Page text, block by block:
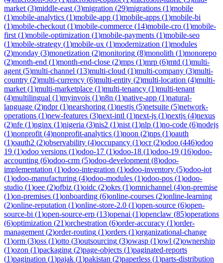
market (3)middle-east (3)migration (29)migrations (1)mobile
(1)mobile-analytics (1)mobile-app (1)mobile-apps (1)mobile-bi
(1)mobile-checkout (1)mobile-commerce (14)mobile-cro (1)mobile-
first (1)mobile-optimization (1)mobile-payments (1)mobile-seo
(1)mobile-strategy (1)mobile-ux (1)modernization (1)modules
(2)monday (3)monetization (2)monitoring (8)monolith (1)monorepo
(2)month-end (1)month-end-close (2)mps (1)mrp (6)mtd (1)multi-
agent (5)multi-channel (13)multi-cloud (1)multi-company (3)multi-
country (2)multi-currency (6)multi-entity (2)multi-location (4)multi-
market (1)multi-marketplace (1)multi-tenancy (1)multi-tenant
(4)multilingual (1)myinvois (1)n8n (1)native-app (1)natural-
language (2)ndpr(1)nearshoring (1)nestjs (5)netsuite (5)network-
operations (1)new-features (3)next-intl (1)next-js (1)nextjs (4)nexus
(2)nfe (1)nginx (1)nigeria (3)nis2 (1)nist (1)nlp (1)no-code (6)nodejs
(1)nonprofit (4)nonprofit-analytics (1)noon (2)nps (1)oauth
(1)oauth2 (2)observability (4)occupancy (1)ocr(2)odoo (446)odoo
19 (1)odoo versions (1)odoo-17 (1)odoo-18 (1)odoo-19 (16)odoo-
accounting (6)odoo-crm (5)odoo-development (8)odoo-
implementation (1)odoo-integration (1)odoo-inventory (5)odoo-iot
(1)odoo-manufacturing (4)odoo-modules (1)odoo-pos (1)odoo-
studio (1)oee (2)ofbiz (1)oidc (2)okrs (1)omnichannel (4)on-premise
(1)on-premises (1)onboarding (6)online-courses (2)online-learning
(2)online-reputation (1)online-store-2.0 (1)open-source (6)open-
source-bi (1)open-source-erp (13)openai (1)openclaw (85)operations
(6)optimization (21)orchestration (6)order-accuracy (1)order-
management (2)order-routing (1)orders (1)organizational-change
(1)orm (3)oss (1)otto (3)outsourcing (3)owasp (1)owl (2)ownership
(1)ozon (1)packaging (2)page-objects (1)paginated-reports
(1)pagination (1)pajak (1)pakistan (2)paperless (1)parts-distribution